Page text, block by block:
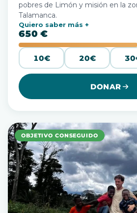
pobres de Limón y misión en la
Talamanca.
Quiero saber más
650 €
10€ 20€
DONAR
OBJETIVO CONSEGUIDO